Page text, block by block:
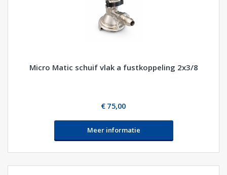
Micro Matic schuif vlak a fustkoppeling 2x3/8
€ 75,00
Meer informatie